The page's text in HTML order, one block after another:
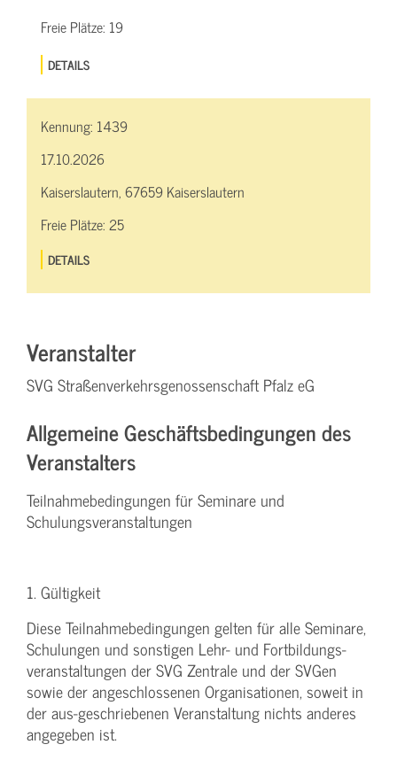
Freie Plätze: 19
DETAILS
Kennung: 1439
17.10.2026
Kaiserslautern, 67659 Kaiserslautern
Freie Plätze:25
DETAILS
Veranstalter
SVG Straßenverkehrsgenossenschaft Pfalz eG
Allgemeine Geschäftsbedingungen des
Veranstalters
Teilnahmebedingungen für Seminare und
Schulungsveranstaltungen
1. Gültigkeit
Diese Teilnahmebedingungen gelten für alle Seminare,
Schulungen und sonstigen Lehr- und Fortbildungs-
veranstaltungen der SVG Zentrale und der SVGen
sowie der angeschlossenen Organisationen, soweit in
der aus-geschriebenen Veranstaltung nichts anderes
angegeben ist.